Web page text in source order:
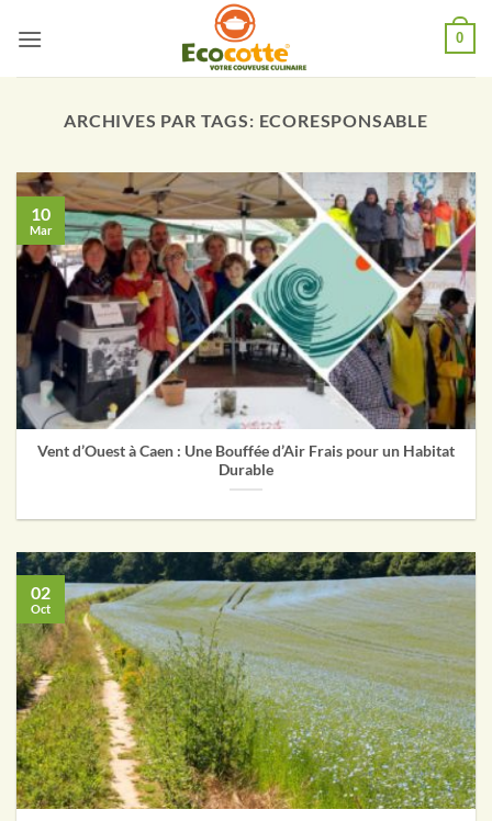
0
ARCHIVES PAR TAGS: ECORESPONSABLE
Vent d’Ouest à Caen : Une Bouffée d’Air Frais pour un Habitat
Durable
10
Mar
02
Oct